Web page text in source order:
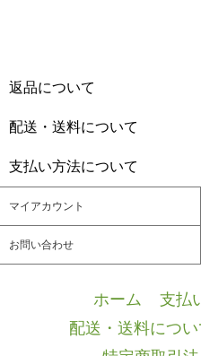
返品について
配送・送料について
支払い方法について
マイアカウント
お問い合わせ
ホーム 支払
配送・送料につい